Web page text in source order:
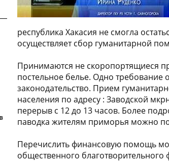
республика Хакасия не смогла
осуществляет сбор гуманитарной
Принимаются не скоропортящиеся
постельное белье. Одно
законодательство. Прием
населения по адресу : Заводской
перерыв с 12 до 13 часов. Более
паводка жителям приморья можно
Перечислить финансовую помощь
общественного